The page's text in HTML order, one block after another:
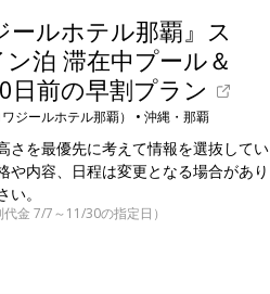
ールホテル那覇』ス
泊 滞在中プール＆
日前の早割プラン
ジールホテル那覇） • 沖縄・那覇
さを最優先に考えて情報を選抜してい
や内容、日程は変更となる場合があり
。
金 7/7～11/30の指定日）